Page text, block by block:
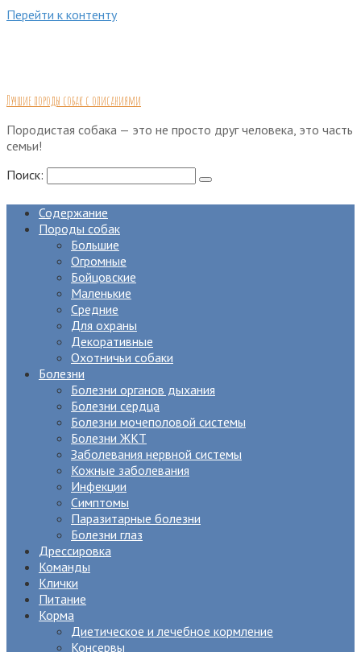
Перейти к контенту
Лучшие породы собак с описаниями
Породистая собака — это не просто друг человека, это часть
семьи!
Поиск:
Содержание
Породы собак
Большие
Огромные
Бойцовские
Маленькие
Средние
Для охраны
Декоративные
Охотничьи собаки
Болезни
Болезни органов дыхания
Болезни сердца
Болезни мочеполовой системы
Болезни ЖКТ
Заболевания нервной системы
Кожные заболевания
Инфекции
Симптомы
Паразитарные болезни
Болезни глаз
Дрессировка
Команды
Клички
Питание
Корма
Диетическое и лечебное кормление
Консервы